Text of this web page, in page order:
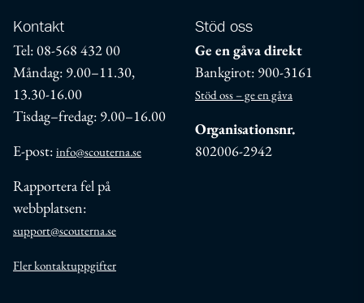
Kontakt
Tel: 08-568 432 00
Måndag: 9.00–11.30,
13.30-16.00
Tisdag–fredag: 9.00–16.00
E-post: info@scouterna.se
Rapportera fel på
webbplatsen:
support@scouterna.se
Fler kontaktuppgifter
Stöd oss
Ge en gåva direkt
Bankgirot: 900-3161
Stöd oss – ge en gåva
Organisationsnr.
802006-2942